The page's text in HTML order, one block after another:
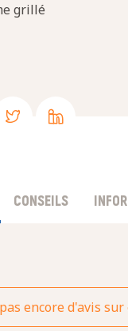
grillé
CONSEILS
encore d'avis sur